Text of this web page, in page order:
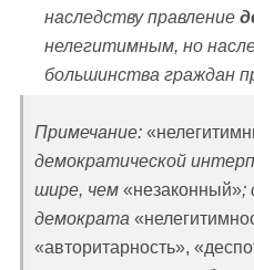
наследству правление
нелегитимным, но
большинства граждан
Примечание:
демократической
шире, чем «незаконный»;
демократа
«авторитарность»,